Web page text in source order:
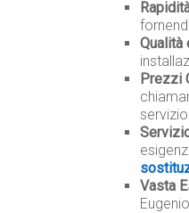
Qualità
Prezzi
Vasta